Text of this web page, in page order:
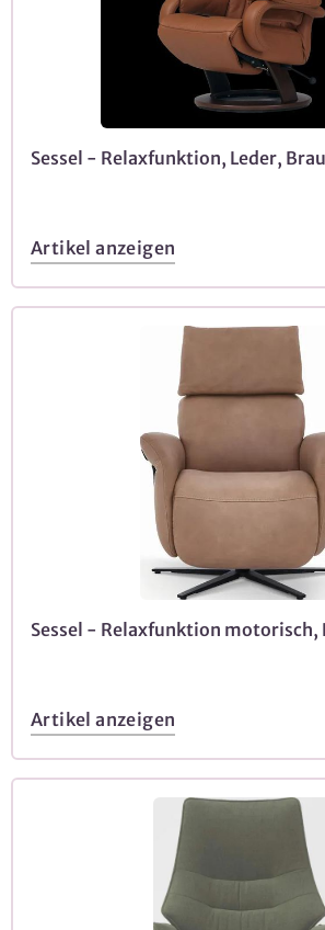
Sessel - Relaxfunktion, Leder,
Artikel anzeigen
Sessel - Relaxfunktion motorisch,
Artikel anzeigen